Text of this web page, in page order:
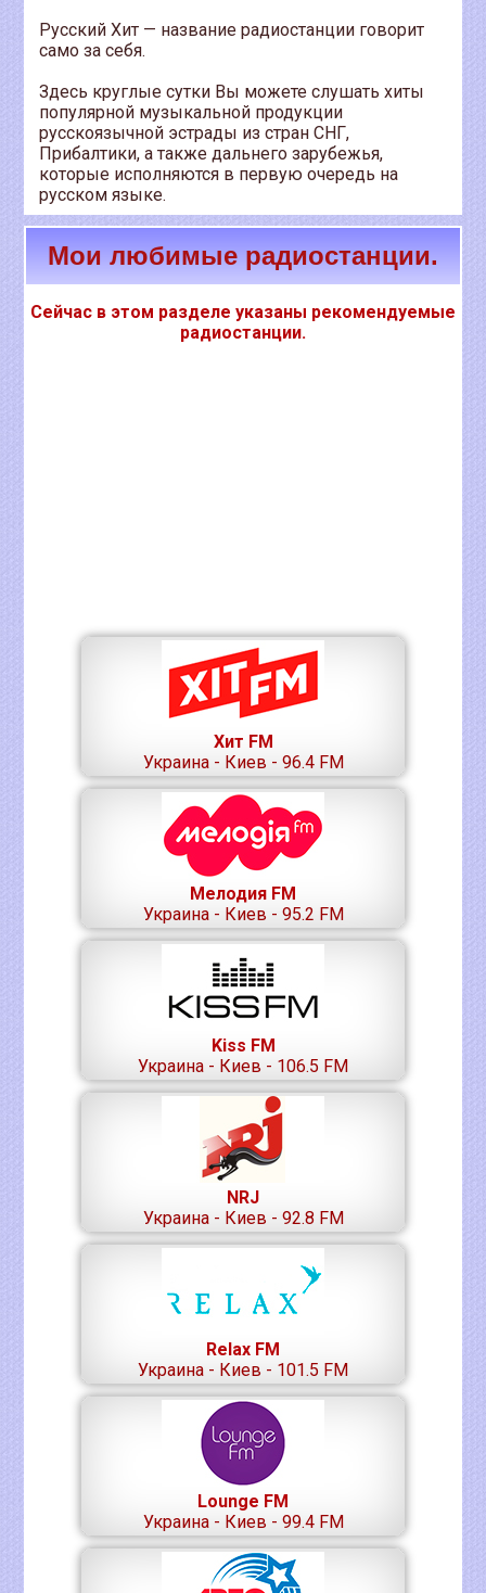
Русский Хит — название радиостанции говорит
само за себя.
Здесь круглые сутки Вы можете слушать хиты
популярной музыкальной продукции
русскоязычной эстрады из стран СНГ,
Прибалтики, а также дальнего зарубежья,
которые исполняются в первую очередь на
русском языке.
Мои любимые радиостанции.
Сейчас в этом разделе указаны рекомендуемые
радиостанции.
Хит FM
Украина - Киев - 96.4 FM
Мелодия FM
Украина - Киев - 95.2 FM
Kiss FM
Украина - Киев - 106.5 FM
NRJ
Украина - Киев - 92.8 FM
Relax FM
Украина - Киев - 101.5 FM
Lounge FM
Украина - Киев - 99.4 FM